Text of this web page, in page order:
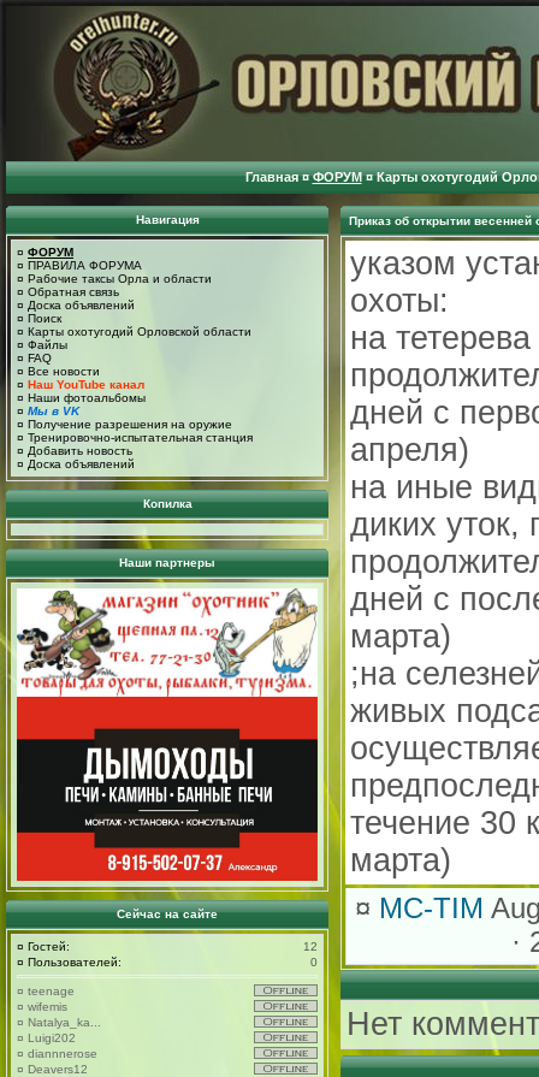
Главная ¤ ФОРУМ ¤ Карты охотугодий
Навигация
¤ ФОРУМ
¤ ПРАВИЛА ФОРУМА
¤ Рабочие таксы Орла и области
¤ Обратная связь
¤ Доска объявлений
¤ Поиск
¤ Карты охотугодий Орловской области
¤ Файлы
¤ FAQ
¤ Все новости
¤ Наш YouTube канал
¤ Наши фотоальбомы
¤ Мы в VK
¤ Получение разрешения на оружие
¤ Тренировочно-испытательная станция
¤ Добавить новость
¤ Доска объявлений
Копилка
Наши партнеры
Сейчас на сайте
¤ Гостей:
12
¤ Пользователей: 0
¤ teenage
¤ wifemis
¤ Natalya_ka...
¤ Luigi202
¤ diannnerose
¤ Deavers12
Приказ об открытии весенней
указом
охоты:
на
дней с
апреля)
на иные
диких уток,
дней с
марта)
;на
живых
течение 30
марта)
¤ MC-TIM
·
Нет